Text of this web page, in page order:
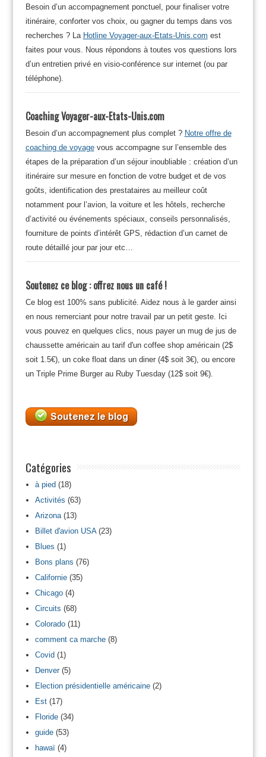
Besoin d’un accompagnement ponctuel, pour finaliser votre
itinéraire, conforter vos choix, ou gagner du temps dans vos
recherches ? La Hotline Voyager-aux-Etats-Unis.com est
faites pour vous. Nous répondons à toutes vos questions lors
d’un entretien privé en visio-conférence sur internet (ou par
téléphone).
Coaching Voyager-aux-Etats-Unis.com
Besoin d’un accompagnement plus complet ? Notre offre de
coaching de voyagevous accompagne sur l’ensemble des
étapes de la préparation d’un séjour inoubliable : création d’un
itinéraire sur mesure en fonction de votre budget et de vos
goûts, identification des prestataires au meilleur coût
notamment pour l’avion, la voiture et les hôtels, recherche
d’activité ou événements spéciaux, conseils personnalisés,
fourniture de points d’intérêt GPS, rédaction d’un carnet de
route détaillé jour par jour etc…
Soutenez ce blog : offrez nous un café !
Ce blog est 100% sans publicité. Aidez nous à le garder ainsi
en nous remerciant pour notre travail par un petit geste. Ici
vous pouvez en quelques clics, nous payer un mug de jus de
chaussette américain au tarif d'un coffee shop américain (2$
soit 1.5€), un coke float dans un diner (4$ soit 3€), ou encore
un Triple Prime Burger au Ruby Tuesday (12$ soit 9€).
Catégories
à pied(18)
Activités (63)
Arizona(13)
Billet d'avion USA(23)
Blues (1)
Bons plans (76)
Californie(35)
Chicago(4)
Circuits (68)
Colorado(11)
comment ca marche(8)
Covid(1)
Denver(5)
Election présidentielle américaine(2)
Est(17)
Floride(34)
guide(53)
hawaï(4)